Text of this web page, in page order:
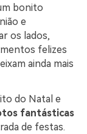
bonito
e
os lados,
felizes
ainda mais
do Natal e
fantásticas
de festas.